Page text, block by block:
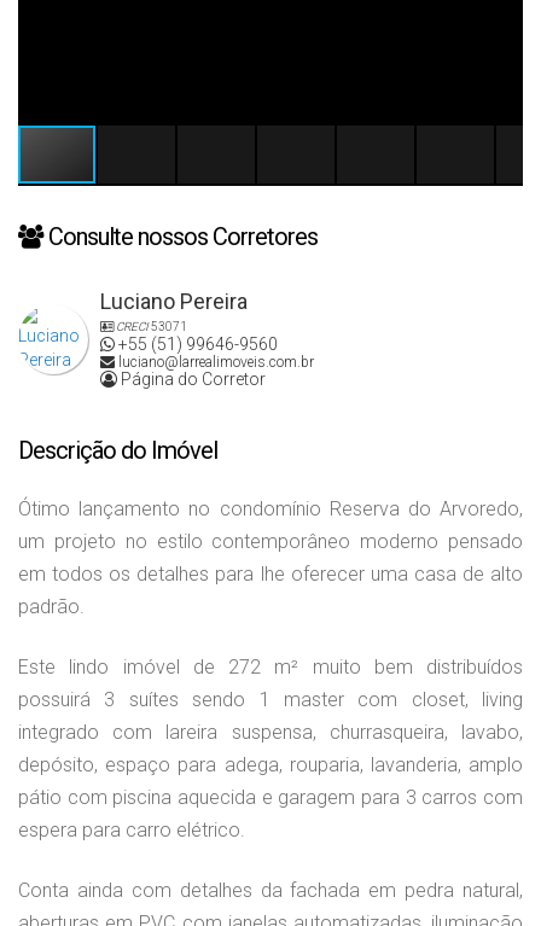
Consulte nossos Corretores
Luciano Pereira
CRECI53071
+55 (51) 99646-9560
luciano@larrealimoveis.com.br
Página do Corretor
Descrição do Imóvel
Ótimo lançamento no condomínio Reserva do Arvoredo,
um projeto no estilo contemporâneo moderno pensado
em todos os detalhes para lhe oferecer uma casa de alto
padrão.
Este lindo imóvel de 272 m² muito bem distribuídos
possuirá 3 suítes sendo 1 master com closet, living
integrado com lareira suspensa, churrasqueira, lavabo,
depósito, espaço para adega, rouparia, lavanderia, amplo
pátio com piscina aquecida e garagem para 3 carros com
espera para carro elétrico.
Conta ainda com detalhes da fachada em pedra natural,